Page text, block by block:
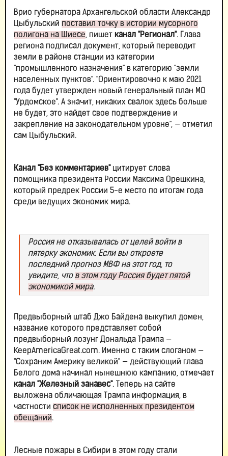
Врио губернатора Архангельской области Александр
Цыбульский поставил точку в истории мусорного
полигона на Шиесе, пишет канал "Регионал". Глава
региона подписал документ, который переводит
земли в районе станции из категории
"промышленного назначения" в категорию "земли
населенных пунктов". "Ориентировочно к маю 2021
года будет утвержден новый генеральный план МО
"Урдомское". А значит, никаких свалок здесь больше
не будет, это найдет свое подтверждение и
закрепление на законодательном уровне", — отметил
сам Цыбульский.
Канал "Без комментариев"цитирует слова
помощника президента России Максима Орешкина,
который предрек России 5-е место по итогам года
среди ведущих экономик мира.
Россия не отказывалась от целей войти в
пятерку экономик. Если вы откроете
последний прогноз МВФ на этот год, то
увидите, что в этом году Россия будет пятой
экономикой мира.
Предвыборный штаб Джо Байдена выкупил домен,
название которого представляет собой
предвыборный лозунг Дональда Трампа —
KeepAmericaGreat.com. Именно с таким слоганом —
"Сохраним Америку великой" — действующий глава
Белого дома начинал нынешнюю кампанию, отмечает
канал "Железный занавес". Теперь на сайте
выложена обличающая Трампа информация, в
частности список не исполненных президентом
обещаний.
Лесные пожары в Сибири в этом году стали